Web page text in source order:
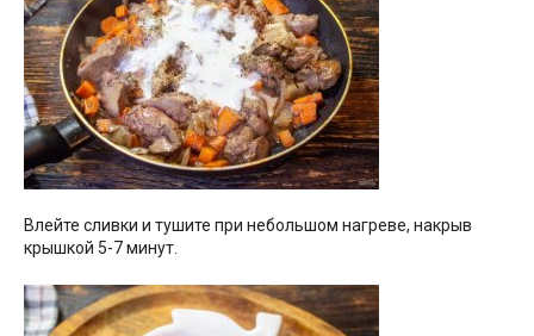
Влейте сливки и тушите при небольшом нагреве, накрыв
крышкой 5-7 минут.